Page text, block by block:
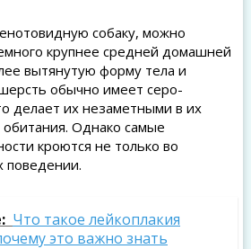
собаку, можно
крупнее средней домашней
вытянутую форму тела и
обычно имеет серо-
делает их незаметными в их
Однако самые
кроются не только во
поведении.
Что такое лейкоплакия
это важно знать